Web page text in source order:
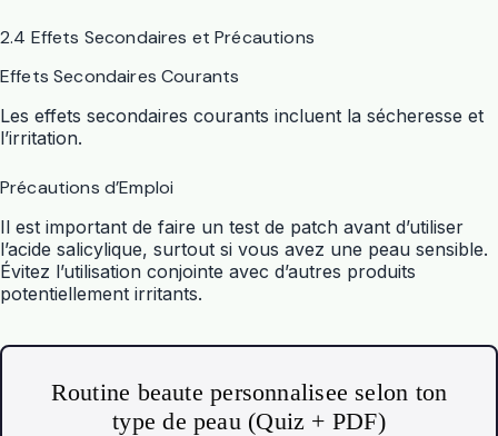
2.4 Effets Secondaires et Précautions
Effets Secondaires Courants
Les effets secondaires courants incluent la sécheresse et
l’irritation.
Précautions d’Emploi
Il est important de faire un test de patch avant d’utiliser
l’acide salicylique, surtout si vous avez une peau sensible.
Évitez l’utilisation conjointe avec d’autres produits
potentiellement irritants.
Routine beaute personnalisee selon ton
type de peau (Quiz + PDF)